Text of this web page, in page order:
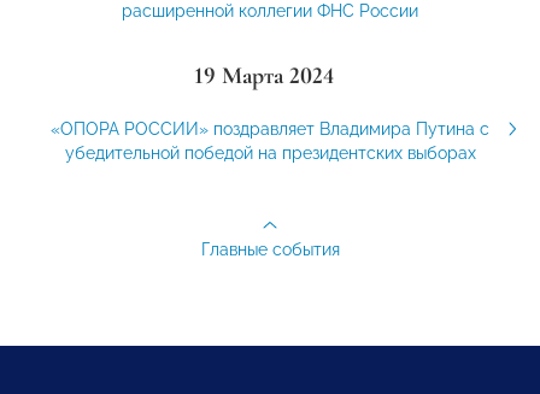
расширенной коллегии ФНС России
19 Марта 2024
«ОПОРА РОССИИ» поздравляет Владимира Путина с
убедительной победой на президентских выборах
Главные события